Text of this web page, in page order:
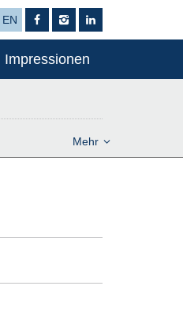
Impressionen
EN
Mehr